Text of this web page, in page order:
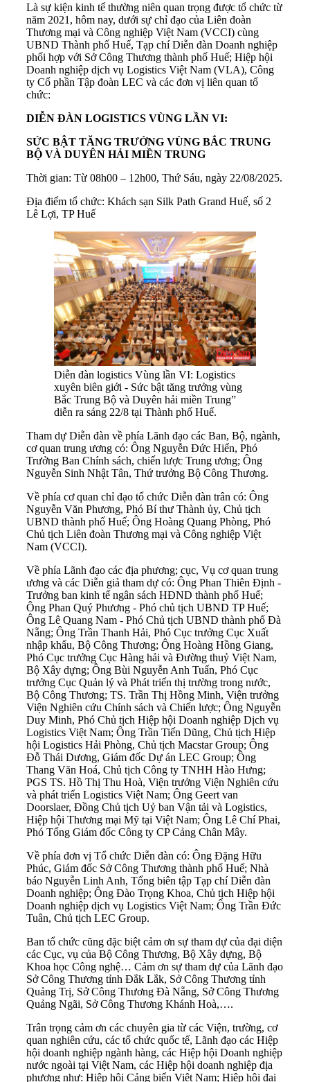
Là sự kiện kinh tế thường niên quan trọng được tổ chức từ
năm 2021, hôm nay, dưới sự chỉ đạo của Liên đoàn
Thương mại và Công nghiệp Việt Nam (VCCI) cùng
UBND Thành phố Huế, Tạp chí Diễn đàn Doanh nghiệp
phối hợp với Sở Công Thương thành phố Huế; Hiệp hội
Doanh nghiệp dịch vụ Logistics Việt Nam (VLA), Công
ty Cổ phần Tập đoàn LEC và các đơn vị liên quan tổ
chức:
DIỄN ĐÀN LOGISTICS VÙNG LẦN VI:
SỨC BẬT TĂNG TRƯỞNG VÙNG BẮC TRUNG
BỘ VÀ DUYÊN HẢI MIỀN TRUNG
Thời gian: Từ 08h00 – 12h00, Thứ Sáu, ngày 22/08/2025.
Địa điểm tổ chức: Khách sạn Silk Path Grand Huế, số 2
Lê Lợi, TP Huế
Diễn đàn logistics Vùng lần VI: Logistics
xuyên biên giới - Sức bật tăng trưởng vùng
Bắc Trung Bộ và Duyên hải miền Trung”
diễn ra sáng 22/8 tại Thành phố Huế.
Tham dự Diễn đàn về phía Lãnh đạo các Ban, Bộ, ngành,
cơ quan trung ương có: Ông Nguyễn Đức Hiển, Phó
Trưởng Ban Chính sách, chiến lược Trung ương; Ông
Nguyễn Sinh Nhật Tân, Thứ trưởng Bộ Công Thương.
Về phía cơ quan chỉ đạo tổ chức Diễn đàn trân có: Ông
Nguyễn Văn Phương, Phó Bí thư Thành ủy, Chủ tịch
UBND thành phố Huế; Ông Hoàng Quang Phòng, Phó
Chủ tịch Liên đoàn Thương mại và Công nghiệp Việt
Nam (VCCI).
Về phía Lãnh đạo các địa phương; cục, Vụ cơ quan trung
ương và các Diễn giả tham dự có: Ông Phan Thiên Định -
Trưởng ban kinh tế ngân sách HĐND thành phố Huế;
Ông Phan Quý Phương - Phó chủ tịch UBND TP Huế;
Ông Lê Quang Nam - Phó Chủ tịch UBND thành phố Đà
Nẵng; Ông Trần Thanh Hải, Phó Cục trưởng Cục Xuất
nhập khẩu, Bộ Công Thương; Ông Hoàng Hồng Giang,
Phó Cục trưởng Cục Hàng hải và Đường thuỷ Việt Nam,
Bộ Xây dựng; Ông Bùi Nguyễn Anh Tuấn, Phó Cục
trưởng Cục Quản lý và Phát triển thị trường trong nước,
Bộ Công Thương; TS. Trần Thị Hồng Minh, Viện trưởng
Viện Nghiên cứu Chính sách và Chiến lược; Ông Nguyễn
Duy Minh, Phó Chủ tịch Hiệp hội Doanh nghiệp Dịch vụ
Logistics Việt Nam; Ông Trần Tiến Dũng, Chủ tịch Hiệp
hội Logistics Hải Phòng, Chủ tịch Macstar Group; Ông
Đỗ Thái Dương, Giám đốc Dự án LEC Group; Ông
Thang Văn Hoá, Chủ tịch Công ty TNHH Hào Hưng;
PGS TS. Hồ Thị Thu Hoà, Viện trưởng Viện Nghiên cứu
và phát triển Logistics Việt Nam; Ông Geert van
Doorslaer, Đồng Chủ tịch Uỷ ban Vận tải và Logistics,
Hiệp hội Thương mại Mỹ tại Việt Nam; Ông Lê Chí Phai,
Phó Tổng Giám đốc Công ty CP Cảng Chân Mây.
Về phía đơn vị Tổ chức Diễn đàn có: Ông Đặng Hữu
Phúc, Giám đốc Sở Công Thương thành phố Huế; Nhà
báo Nguyễn Linh Anh, Tổng biên tập Tạp chí Diễn đàn
Doanh nghiệp; Ông Đào Trọng Khoa, Chủ tịch Hiệp hội
Doanh nghiệp dịch vụ Logistics Việt Nam; Ông Trần Đức
Tuân, Chủ tịch LEC Group.
Ban tổ chức cũng đặc biệt cảm ơn sự tham dự của đại diện
các Cục, vụ của Bộ Công Thương, Bộ Xây dựng, Bộ
Khoa học Công nghệ… Cảm ơn sự tham dự của Lãnh đạo
Sở Công Thương tỉnh Đắk Lắk, Sở Công Thương tỉnh
Quảng Trị, Sở Công Thương Đà Nẵng, Sở Công Thương
Quảng Ngãi, Sở Công Thương Khánh Hoà,….
Trân trọng cảm ơn các chuyên gia từ các Viện, trường, cơ
quan nghiên cứu, các tổ chức quốc tế, Lãnh đạo các Hiệp
hội doanh nghiệp ngành hàng, các Hiệp hội Doanh nghiệp
nước ngoài tại Việt Nam, các Hiệp hội doanh nghiệp địa
phương như: Hiệp hội Cảng biển Việt Nam; Hiệp hội đại